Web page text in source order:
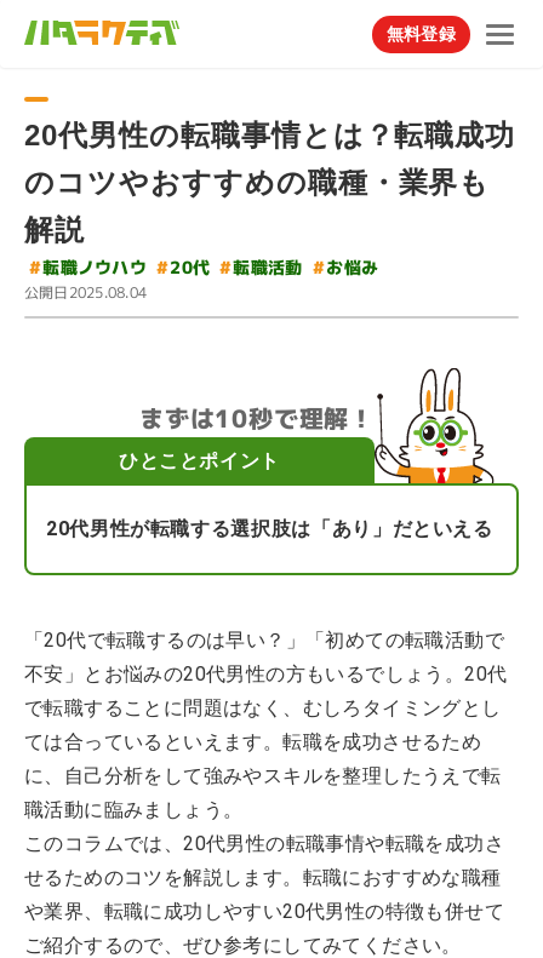
無料登録
20代男性の転職事情とは？転職成功
のコツやおすすめの職種・業界も
解説
#転職ノウハウ #20代 #転職活動 #お悩み
公開日2025.08.04
まずは10秒で理解！
ひとことポイント
20代男性が転職する選択肢は「あり」だといえる
「20代で転職するのは早い？」「初めての転職活動で
不安」とお悩みの20代男性の方もいるでしょう。20代
で転職することに問題はなく、むしろタイミングとし
ては合っているといえます。転職を成功させるため
に、自己分析をして強みやスキルを整理したうえで転
職活動に臨みましょう。
このコラムでは、20代男性の転職事情や転職を成功さ
せるためのコツを解説します。転職におすすめな職種
や業界、転職に成功しやすい20代男性の特徴も併せて
ご紹介するので、ぜひ参考にしてみてください。